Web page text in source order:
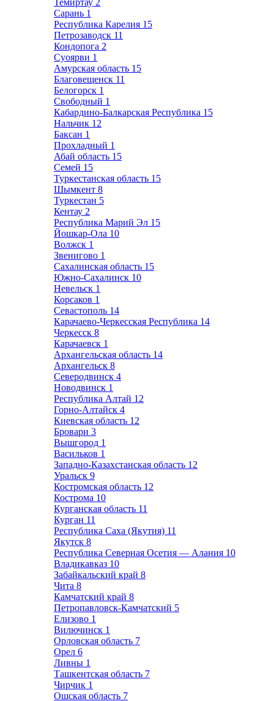
Темиртау 2
Сарань 1
Республика Карелия 15
Петрозаводск 11
Кондопога 2
Суоярви 1
Амурская область 15
Благовещенск 11
Белогорск 1
Свободный 1
Кабардино-Балкарская Республика 15
Нальчик 12
Баксан 1
Прохладный 1
Абай область 15
Семей 15
Туркестанская область 15
Шымкент 8
Туркестан 5
Кентау 2
Республика Марий Эл 15
Йошкар-Ола 10
Волжск 1
Звенигово 1
Сахалинская область 15
Южно-Сахалинск 10
Невельск 1
Корсаков 1
Севастополь 14
Карачаево-Черкесская Республика 14
Черкесск 8
Карачаевск 1
Архангельская область 14
Архангельск 8
Северодвинск 4
Новодвинск 1
Республика Алтай 12
Горно-Алтайск 4
Киевская область 12
Бровари 3
Вышгород 1
Васильков 1
Западно-Казахстанская область 12
Уральск 9
Костромская область 12
Кострома 10
Курганская область 11
Курган 11
Республика Саха (Якутия) 11
Якутск 8
Республика Северная Осетия — Алания 10
Владикавказ 10
Забайкальский край 8
Чита 8
Камчатский край 8
Петропавловск-Камчатский 5
Елизово 1
Вилючинск 1
Орловская область 7
Орел 6
Ливны 1
Ташкентская область 7
Чирчик 1
Ошская область 7